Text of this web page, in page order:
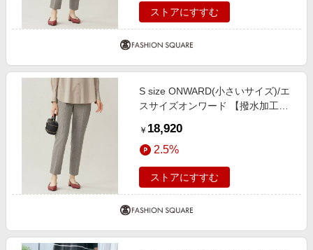
ストアにすすむ
S size ONWARD(小さいサイズ)/エ
スサイズオンワード 【撥水加工・
パード パンツ ベージュ系チェック
32
￥ 18,920
2.5%
ストアにすすむ